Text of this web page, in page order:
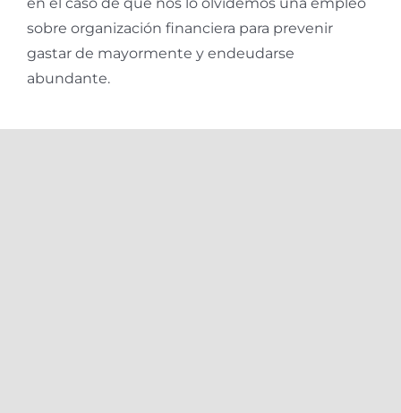
sobre organización financiera para prevenir
gastar de mayormente y endeudarse
abundante.